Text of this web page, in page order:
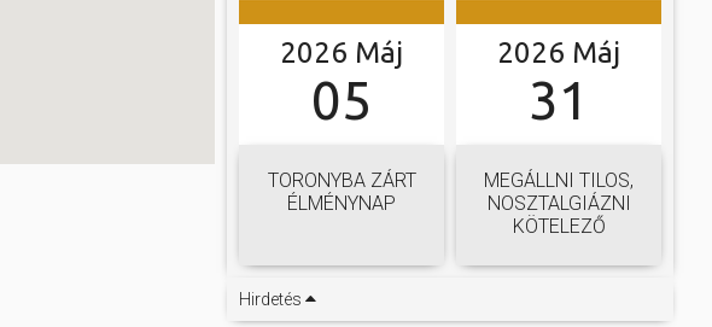
2026 Máj
05
TORONYBA ZÁRT
ÉLMÉNYNAP
2026 Máj
31
MEGÁLLNI TILOS,
NOSZTALGIÁZNI
KÖTELEZŐ
Hirdetés